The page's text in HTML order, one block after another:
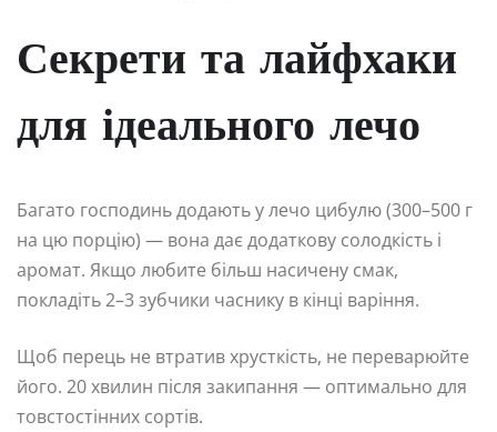
Секрети та лайфхаки
для ідеального лечо
Багато господинь додають у лечо цибулю (300–500 г
на цю порцію) — вона дає додаткову солодкість і
аромат. Якщо любите більш насичену смак,
покладіть 2–3 зубчики часнику в кінці варіння.
Щоб перець не втратив хрусткість, не переварюйте
його. 20 хвилин після закипання — оптимально для
товстостінних сортів.